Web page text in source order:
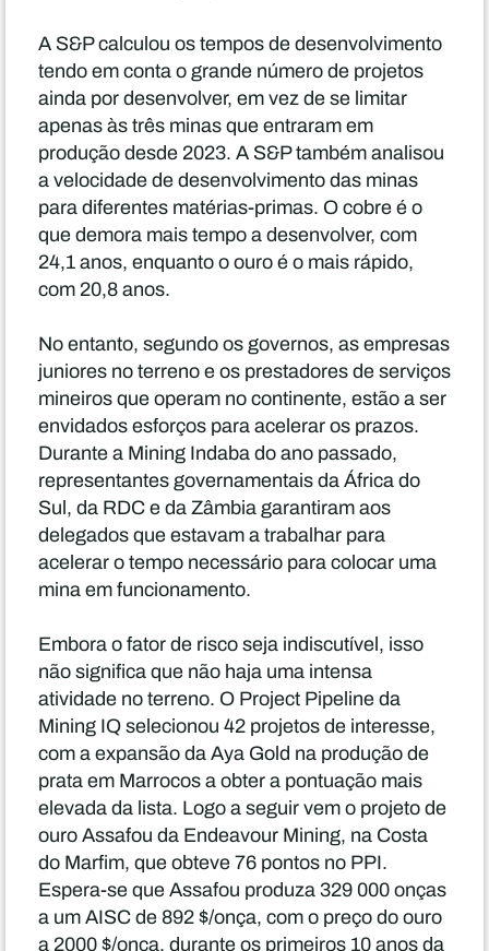
A S&P calculou os tempos de desenvolvimento
tendo em conta o grande número de projetos
ainda por desenvolver, em vez de se limitar
apenas às três minas que entraram em
produção desde 2023. A S&P também analisou
a velocidade de desenvolvimento das minas
para diferentes matérias-primas. O cobre é o
que demora mais tempo a desenvolver, com
24,1 anos, enquanto o ouro é o mais rápido,
com 20,8 anos.
No entanto, segundo os governos, as empresas
juniores no terreno e os prestadores de serviços
mineiros que operam no continente, estão a ser
envidados esforços para acelerar os prazos.
Durante a Mining Indaba do ano passado,
representantes governamentais da África do
Sul, da RDC e da Zâmbia garantiram aos
delegados que estavam a trabalhar para
acelerar o tempo necessário para colocar uma
mina em funcionamento.
Embora o fator de risco seja indiscutível, isso
não significa que não haja uma intensa
atividade no terreno. O Project Pipeline da
Mining IQ selecionou 42 projetos de interesse,
com a expansão da Aya Gold na produção de
prata em Marrocos a obter a pontuação mais
elevada da lista. Logo a seguir vem o projeto de
ouro Assafou da Endeavour Mining, na Costa
do Marfim, que obteve 76 pontos no PPI.
Espera-se que Assafou produza 329 000 onças
a um AISC de 892 $/onça, com o preço do ouro
a 2000 $/onça, durante os primeiros 10 anos da